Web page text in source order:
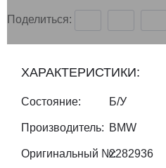
Поделиться:
ХАРАКТЕРИСТИКИ:
Состояние: Б/У
Производитель: BMW
Оригинальный №:2282936